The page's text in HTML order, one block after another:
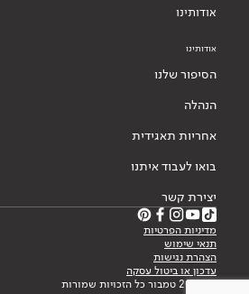
אודותינו
אודותינו
הסיפור שלנו
הנהלה
אחריות תאגידית
בואו לעבוד איתנו
יצירת קשר
מדיניות הפרטיות
תנאי שימוש
הצהרת נגישות
עדכון או ביטול עסקה